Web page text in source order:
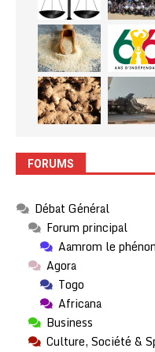
FORUMS
Débat Général
Forum principal
Aamrom le
Agora
Togo
Africana
Business
Culture, Société &